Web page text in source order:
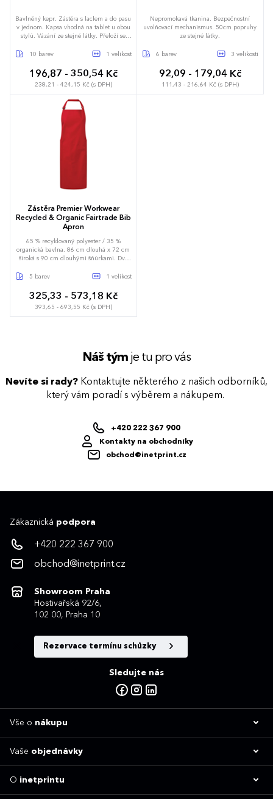
Bavlněný kepr. Zástěra s laclem a do pasu
v jednom. Kapsa vhodná na tablet u obou
stylů. Vázání ze stejné látky. Přeloží se
a vznikne zástěra do pasu.
10 barev 1 velikost
196,87 - 350,54 Kč
238,21 - 424,15 Kč (s DPH)
Nepromokavá tkanina. Bezpečnostní
uvolňovací mechanismus. 50cm popruhy
ze stejné látky.
6 barev 3 velikosti
92,09 - 179,04 Kč
111,43 - 216,64 Kč (s DPH)
Zástěra Premier Workwear
Recycled & Organic Fairtrade Bib
Apron
65 % recyklovaný polyester / 35 %
organická bavlna. 86 cm dlouhá x 72 cm
široká s 90 cm dlouhými šňůrkami. Dvě
a šířce 18 cm. Zástěra plné délky
Nastavitelná přezka na krku.
5 barev 1 velikost
325,33 - 573,18 Kč
393,65 - 693,55 Kč (s DPH)
Náš týmje tu pro vás
Nevíte si rady? Kontaktujte některého z našich odborníků,
který vám poradí s výběrem a nákupem.
+420 222 367 900
Kontakty na obchodníky
obchod@inetprint.cz
Zákaznická podpora
+420 222 367 900
obchod@inetprint.cz
Showroom Praha
Hostivařská 92/6,
102 00, Praha 10
Rezervace termínu schůzky
Sledujte nás
Vše o nákupu
Vaše objednávky
O inetprintu